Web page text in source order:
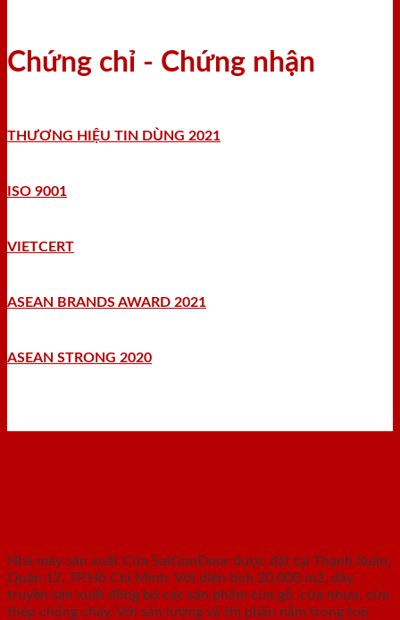
Chứng chỉ - Chứng nhận
THƯƠNG HIỆU TIN DÙNG 2021
ISO 9001
VIETCERT
ASEAN BRANDS AWARD 2021
ASEAN STRONG 2020
Nhà máy sản xuất Cửa SaiGonDoor được đặt tại Thạnh Xuân,
Quận 12, TP.Hồ Chí Minh. Với diện tích 20.000 m2, dây
truyền sản xuất đồng bộ các sản phẩm cửa gỗ ,cửa nhựa, cửa
thép chống cháy. Với sản lượng và thị phần nằm trong top